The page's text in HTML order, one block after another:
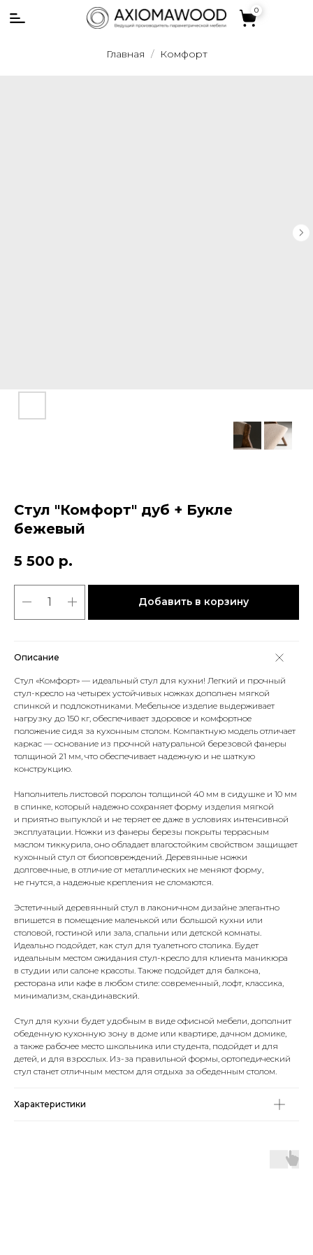
0
0
Главная Комфорт
Стул "Комфорт" дуб + Букле
бежевый
5 500 р.
Добавить в корзину
Описание
Стул «Комфорт» — идеальный стул для кухни! Легкий и прочный
стул-кресло на четырех устойчивых ножках дополнен мягкой
спинкой и подлокотниками. Мебельное изделие выдерживает
нагрузку до 150 кг, обеспечивает здоровое и комфортное
положение сидя за кухонным столом. Компактную модель отличает
каркас — основание из прочной натуральной березовой фанеры
толщиной 21 мм, что обеспечивает надежную и не шаткую
конструкцию.
Наполнитель листовой поролон толщиной 40 мм в сидушке и 10 мм
в спинке, который надежно сохраняет форму изделия мягкой
и приятно выпуклой и не теряет ее даже в условиях интенсивной
эксплуатации. Ножки из фанеры березы покрыты террасным
маслом тиккурила, оно обладает влагостойким свойством защищает
кухонный стул от биоповреждений. Деревянные ножки
долговечные, в отличие от металлических не меняют форму,
не гнутся, а надежные крепления не сломаются.
Эстетичный деревянный стул в лаконичном дизайне элегантно
впишется в помещение маленькой или большой кухни или
столовой, гостиной или зала, спальни или детской комнаты.
Идеально подойдет, как стул для туалетного столика. Будет
идеальным местом ожидания стул-кресло для клиента маникюра
в студии или салоне красоты. Также подойдет для балкона,
ресторана или кафе в любом стиле: современный, лофт, классика,
минимализм, скандинавский.
Стул для кухни будет удобным в виде офисной мебели, дополнит
обеденную кухонную зону в доме или квартире, дачном домике,
а также рабочее место школьника или студента, подойдет и для
детей, и для взрослых. Из-за правильной формы, ортопедический
стул станет отличным местом для отдыха за обеденным столом.
Характеристики